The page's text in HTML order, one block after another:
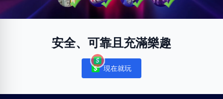
安全、可靠且充滿樂趣
Notifications
現在就玩